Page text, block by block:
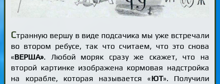
Странную вершу в виде подсачика мы уже встречали
во втором ребусе, так что считаем, что это снова
«ВЕРША». Любой моряк сразу же скажет, что на
второй картинке изображена кормовая надстройка
на корабле, которая называется «ЮТ». Получили